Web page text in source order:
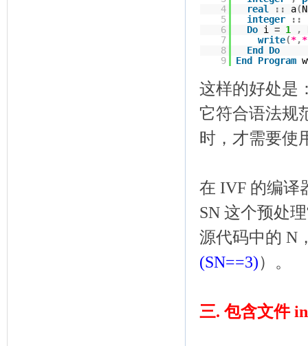
4
real :: a(N
5
integer ::
6
Do i = 1 ,
7
write(*,*
8
End
Do
9
End Program
这样的好处是
它符合语法规
时，才需要使
在 IVF 的编译
SN 这个预处
源代码中的 N
(SN==3)）。
三. 包含文件